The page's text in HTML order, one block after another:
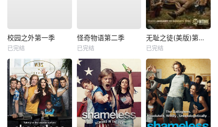
校园之外第一季
已完结
怪奇物语第二季
已完结
无耻之徒(美版)第三季
已完结